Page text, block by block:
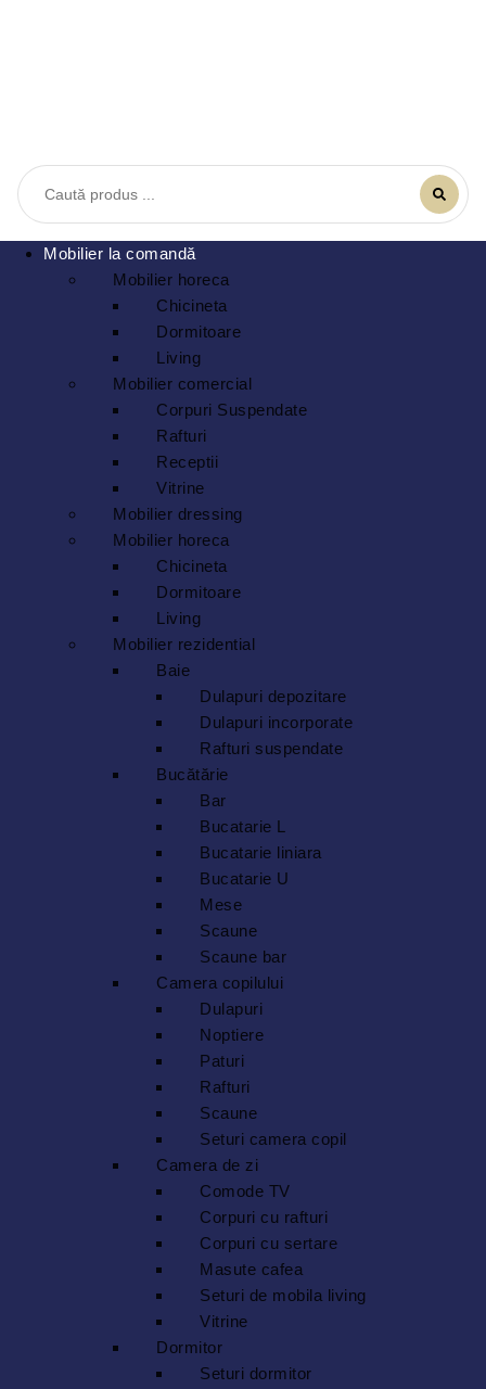
Mobilier la comandă
Mobilier horeca
Chicineta
Dormitoare
Living
Mobilier comercial
Corpuri Suspendate
Rafturi
Receptii
Vitrine
Mobilier dressing
Mobilier horeca
Chicineta
Dormitoare
Living
Mobilier rezidential
Baie
Dulapuri depozitare
Dulapuri incorporate
Rafturi suspendate
Bucătărie
Bar
Bucatarie L
Bucatarie liniara
Bucatarie U
Mese
Scaune
Scaune bar
Camera copilului
Dulapuri
Noptiere
Paturi
Rafturi
Scaune
Seturi camera copil
Camera de zi
Comode TV
Corpuri cu rafturi
Corpuri cu sertare
Masute cafea
Seturi de mobila living
Vitrine
Dormitor
Seturi dormitor